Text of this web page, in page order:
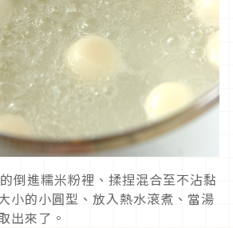
倒進糯米粉裡、揉捏混合至不沾黏
小的小圓型、放入熱水滾煮、當湯
出來了。